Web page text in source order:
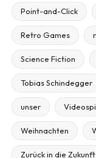
Point-and-Click
Retro Games
Science Fiction
Tobias Schindegger
unser
Weihnachten
Zurück in die Zukunft